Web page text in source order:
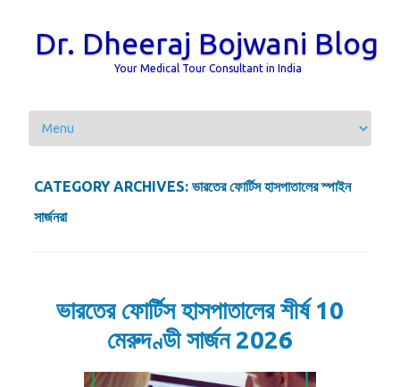
Dr. Dheeraj Bojwani Blog
Your Medical Tour Consultant in India
Skip to content
CATEGORY ARCHIVES: ভারতের ফোর্টিস হাসপাতালের স্পাইন
সার্জনরা
ভারতের ফোর্টিস হাসপাতালের শীর্ষ 10
মেরুদণ্ডী সার্জন 2026